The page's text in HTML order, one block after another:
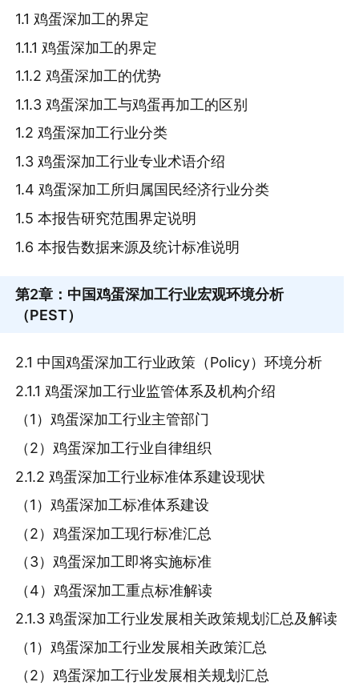
1.1 鸡蛋深加工的界定
1.1.1 鸡蛋深加工的界定
1.1.2 鸡蛋深加工的优势
1.1.3 鸡蛋深加工与鸡蛋再加工的区别
1.2 鸡蛋深加工行业分类
1.3 鸡蛋深加工行业专业术语介绍
1.4 鸡蛋深加工所归属国民经济行业分类
1.5 本报告研究范围界定说明
1.6 本报告数据来源及统计标准说明
第2章 ：中国鸡蛋深加工行业宏观环境分析
（PEST）
2.1 中国鸡蛋深加工行业政策（Policy）环境分析
2.1.1 鸡蛋深加工行业监管体系及机构介绍
（1）鸡蛋深加工行业主管部门
（2）鸡蛋深加工行业自律组织
2.1.2 鸡蛋深加工行业标准体系建设现状
（1）鸡蛋深加工标准体系建设
（2）鸡蛋深加工现行标准汇总
（3）鸡蛋深加工即将实施标准
（4）鸡蛋深加工重点标准解读
2.1.3 鸡蛋深加工行业发展相关政策规划汇总及解读
（1）鸡蛋深加工行业发展相关政策汇总
（2）鸡蛋深加工行业发展相关规划汇总